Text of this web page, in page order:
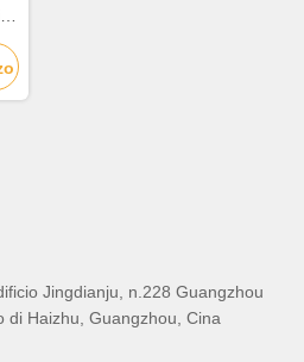
Jingdianju, n.228 Guangzhou
di Haizhu, Guangzhou, Cina